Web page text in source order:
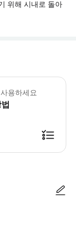
위해 시내로 돌아
무료 Wi-Fi가 제공됩
용하세요